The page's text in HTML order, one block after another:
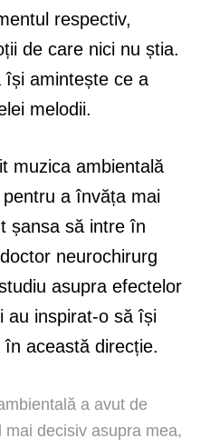
respectiv,
de care nici nu știa.
își amintește ce a
melodii.
muzica ambientală
a învăța mai
șansa să intre în
neurochirurg
asupra efectelor
au inspirat-o să își
această direcție.
a avut de
decisiv asupra mea,